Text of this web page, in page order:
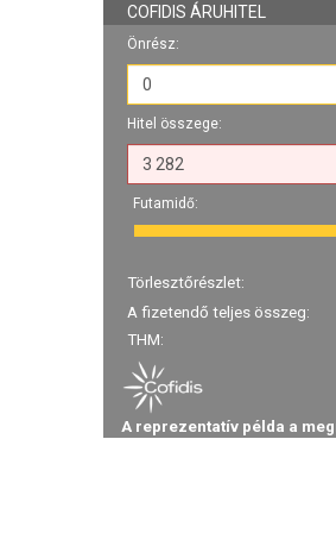
COFIDIS ÁRUHITEL
Önrész:
Hitel összege:
Futamidő:
Törlesztőrészlet:
A fizetendő teljes összeg:
THM:
A reprezentatív példa a